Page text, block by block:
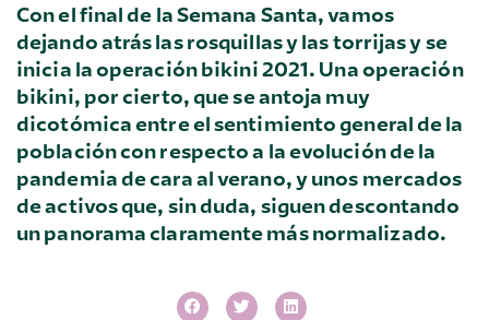
Con el final de la Semana Santa, vamos
dejando atrás las rosquillas y las torrijas y se
inicia la operación bikini 2021. Una operación
bikini, por cierto, que se antoja muy
dicotómica entre el sentimiento general de la
población con respecto a la evolución de la
pandemia de cara al verano, y unos mercados
de activos que, sin duda, siguen descontando
un panorama claramente más normalizado.